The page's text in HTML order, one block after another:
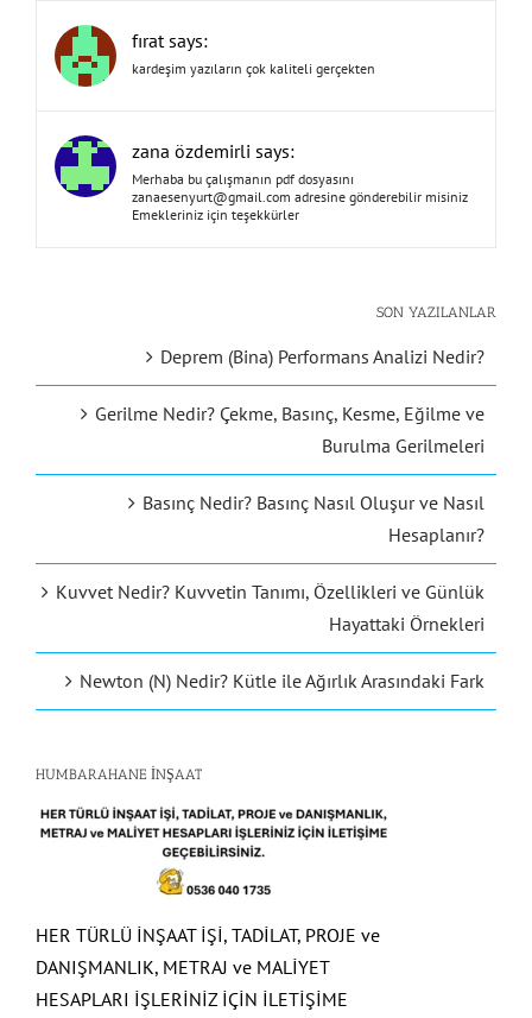
fırat says:
kardeşim yazıların çok kaliteli gerçekten
zana özdemirli says:
Merhaba bu çalışmanın pdf dosyasını
zanaesenyurt@gmail.com adresine gönderebilir misiniz
Emekleriniz için teşekkürler
SON YAZILANLAR
Deprem (Bina) Performans Analizi Nedir?
Gerilme Nedir? Çekme, Basınç, Kesme, Eğilme ve
Burulma Gerilmeleri
Basınç Nedir? Basınç Nasıl Oluşur ve Nasıl
Hesaplanır?
Kuvvet Nedir? Kuvvetin Tanımı, Özellikleri ve Günlük
Hayattaki Örnekleri
Newton (N) Nedir? Kütle ile Ağırlık Arasındaki Fark
HUMBARAHANE İNŞAAT
HER TÜRLÜ İNŞAAT İŞİ, TADİLAT, PROJE ve
DANIŞMANLIK, METRAJ ve MALİYET
HESAPLARI İŞLERİNİZ İÇİN İLETİŞİME